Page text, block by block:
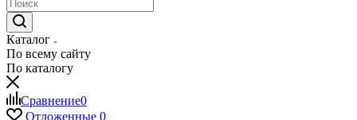
Каталог
По всему сайту
По каталогу
Сравнение0
Отложенные 0